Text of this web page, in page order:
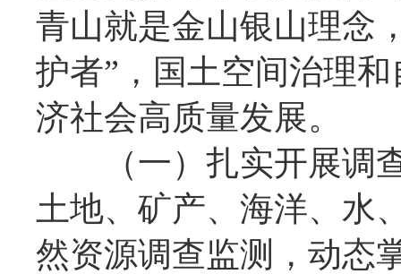
青山就是金山银山理念
护者”，国土空间治理
济社会高质量发展。
（一）扎实开展调查
土地、矿产、海洋、水
然资源调查监测，动态